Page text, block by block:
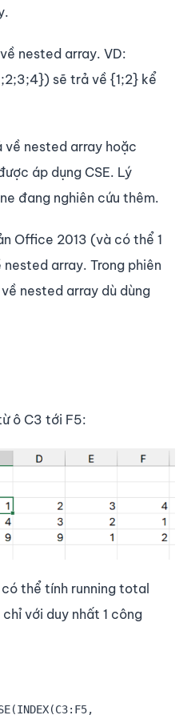
nested array. VD:
sẽ trả về {1;2} kể
về nested array hoặc
áp dụng CSE. Lý
đang nghiên cứu thêm.
Office 2013 (và có thể 1
array. Trong phiên
nested array dù dùng
ô C3 tới F5:
thể tính running total
với duy nhất 1 công